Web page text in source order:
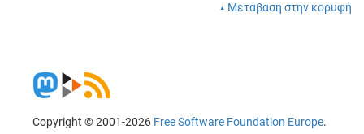
Μετάβαση στην κορυφή
Copyright © 2001-2026 Free Software Foundation Europe.